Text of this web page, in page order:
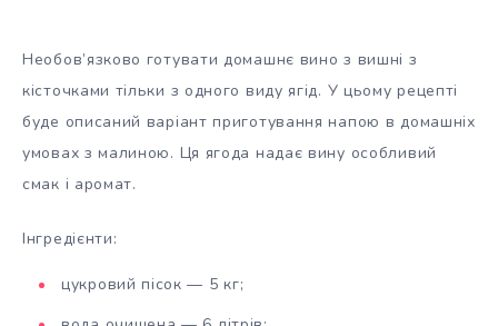
Необов’язково готувати домашнє вино з вишні з
кісточками тільки з одного виду ягід. У цьому рецепті
буде описаний варіант приготування напою в домашніх
умовах з малиною. Ця ягода надає вину особливий
смак і аромат.
Інгредієнти:
цукровий пісок — 5 кг;